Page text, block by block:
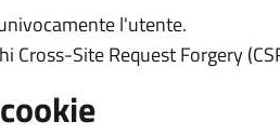
l'utente.
Cross-Site Request Forgery